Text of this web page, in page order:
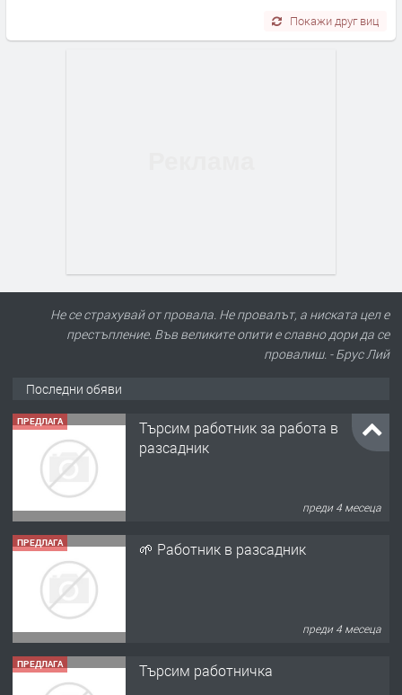
Покажи друг виц
Не се страхувай от провала. Не провалът, а ниската цел е
престъпление. Във великите опити е славно дори да се
провалиш. - Брус Лий
Последни обяви
ПРЕДЛАГА
Търсим работник за работа в
разсадник
преди 4 месеца
ПРЕДЛАГА 🌱 Работник в разсадник
преди 4 месеца
ПРЕДЛАГА Търсим работничка